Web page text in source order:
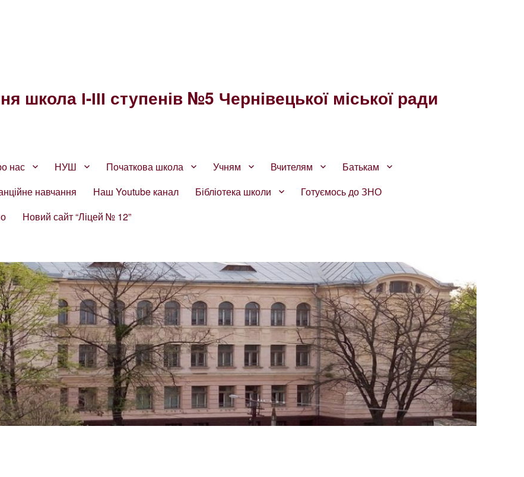
школа І-ІІІ ступенів №5 Чернівецької міської ради
нас НУШ Початкова школа Учням Вчителям
Батькам
навчання Наш Youtube канал Бібліотека школи
Готуємось до ЗНО
Новий сайт “Ліцей № 12”